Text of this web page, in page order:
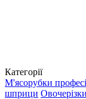
Категорії
М'ясорубки
шприци Овочерізки